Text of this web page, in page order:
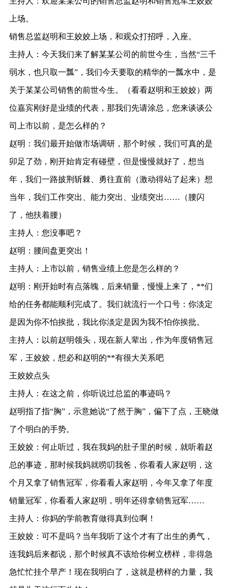
上场。
销售总监赵明和王姣姣上场，和观众打招呼，入座。
主持人：今天我们来了解某某公司的前世今生，当然“三千
弱水，也只取一瓢”，我们今天要取的精华的一瓢水中，是
关于某某公司销售的前世今生。（看看赵明和王姣姣）两
位嘉宾刚好是业绩的代表，那我们先请涂总，您来谈谈公
司上市以前，是怎么样的？
赵明：我们最开始做市场调研，那个时候，我们可真的是
卯足了劲，刚开始肯定有碰壁，但是慢慢就好了，想当
年，我们一路披荆斩棘、勇往直前（激动得站了起来）想
当年，我们工作突出、能力突出、业绩突出……（腰闪
了，他扶着腰）
主持人：您没事吧？
赵明：腰间盘更突出！
主持人：上市以前，销售业绩上您是怎么样的？
赵明：刚开始时有点落魄，后来销量，慢慢上来了，**们
给的任务都能顺利完成了。我们就流行一个口号：你淡定
是因为你不怕挨批，我比你淡定是因为我不怕你挨批。
主持人：以前赵明领头，现在新人辈出，作为年度销售冠
军，王姣姣，想必和赵明的**有很大关系吧
王姣姣点头
主持人：在这之前，你听说过总监的事迹吗？
赵明指了指“胸”，示意她说“了然于胸”，偏下了点，王晓做
了个明白的手势。
王姣姣：何止听过，我在我妈的肚子里的时候，就听着赵
总的事迹，那时候我妈就唠叨我爸，你看看人家赵明，这
个月又拿了销售冠军，你看看人家赵明，今年又拿了年度
销量冠军，你看看人家赵明，明年还得拿销售冠军……
主持人：你妈的学前教育做得真到位啊！
王姣姣：可不是吗？当年我听了这个才有了出生的勇气，
连我妈后来都说，那个时候真不该给你树立榜样，非得急
急忙忙挂个早产！现在我明白了，这就是榜样的力量，我